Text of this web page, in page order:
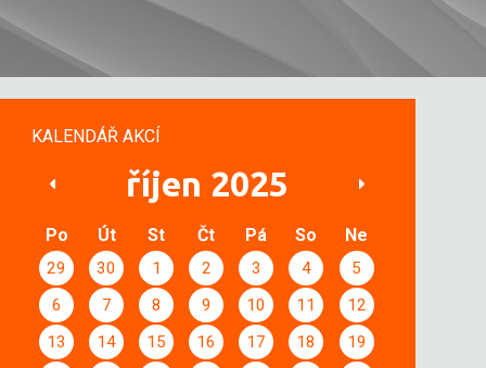
KALENDÁŘ AKCÍ
říjen 2025
Po Út St Čt Pá So Ne
29 30 1 2 3 4
5
6
7 8 9 10 11
12
13
14 15 16 17 18
19